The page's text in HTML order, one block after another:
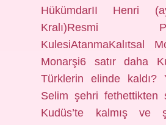
HükümdarII Henri
Kralı)Resmi
KulesiAtanmaKalıtsal
Monarşi6 satır daha
Türklerin elinde kaldı?
Selim şehri fethettikten
Kudüs’te kalmış ve